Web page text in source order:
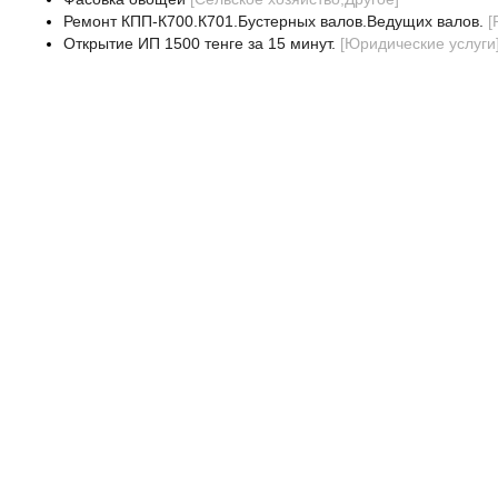
Ремонт КПП-К700.К701.Бустерных валов.Ведущих валов. [
Открытие ИП 1500 тенге за 15 минут. [Юридические услуги]